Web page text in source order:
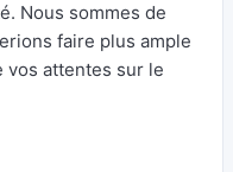
Nous sommes de
faire plus ample
vos attentes sur le